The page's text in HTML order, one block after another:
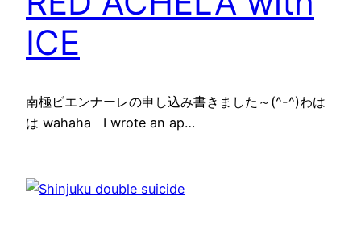
ICE
南極ビエンナーレの申し込み書きました～(^-^)わは
は wahaha I wrote an ap…